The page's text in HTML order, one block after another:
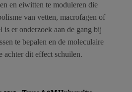
en eiwitten te moduleren die
van vetten, macrofagen of
is er onderzoek aan de gang bij
te bepalen en de moleculaire
achter dit effect schuilen.